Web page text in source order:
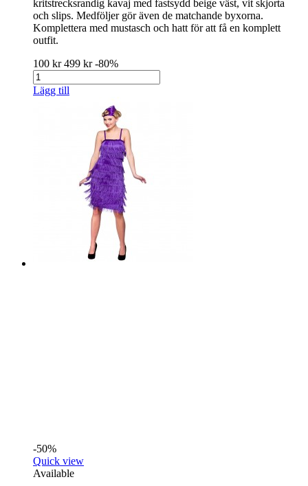
kritstrecksrandig kavaj med fastsydd beige väst, vit skjorta
och slips. Medföljer gör även de matchande byxorna.
Komplettera med mustasch och hatt för att få en komplett
outfit.
100 kr499 kr-80%
Lägg till
-50%
Quick view
Available